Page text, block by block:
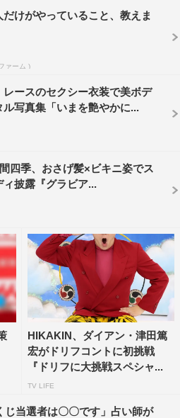
けがやっていること、教えま
ァーム )
レースのセクシー衣装で美ボデ
写真集「いまを艶やかに...
四季、おさげ髪×ビキニ姿でス
ィ披露『グラビア...
HIKAKIN、ダイアン・津田篤
宏がドリフコントに初挑戦
『ドリフに大挑戦スペシャ...
TV LIFE
じ当選者は〇〇です」占い師が